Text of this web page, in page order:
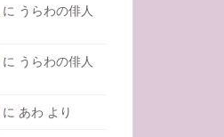
に うらわの俳人
に うらわの俳人
に あわ より